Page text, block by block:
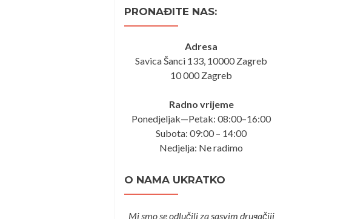
PRONAĐITE NAS:
Adresa
Savica Šanci 133, 10000 Zagreb
10 000 Zagreb
Radno vrijeme
Ponedjeljak—Petak: 08:00–16:00
Subota: 09:00 – 14:00
Nedjelja: Ne radimo
O NAMA UKRATKO
Mi smo se odlučili za sasvim drugačiji